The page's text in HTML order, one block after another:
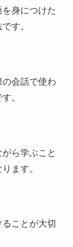
身につけた
す。
会話で使わ
。
ら学ぶこと
ます。
ことが大切